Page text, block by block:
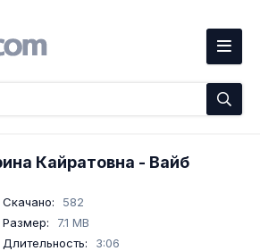
Кайратовна - Вайб
Скачано:
582
Размер:
7.1 MB
Длительность:
3:06